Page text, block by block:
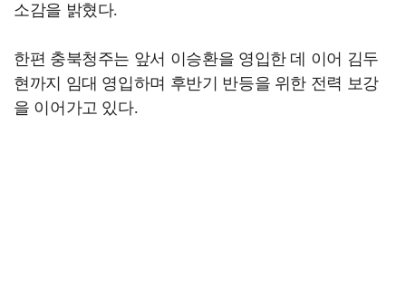
소감을 밝혔다.
한편 충북청주는 앞서 이승환을 영입한 데 이어 김두
현까지 임대 영입하며 후반기 반등을 위한 전력 보강
을 이어가고 있다.